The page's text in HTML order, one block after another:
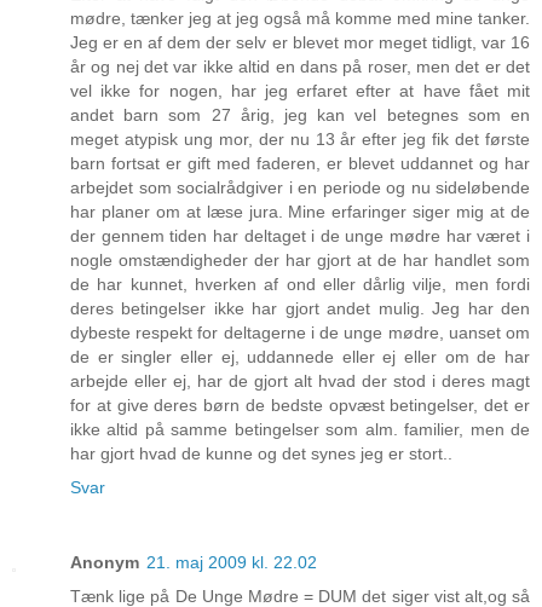
mødre, tænker jeg at jeg også må komme med mine tanker.
Jeg er en af dem der selv er blevet mor meget tidligt, var 16
år og nej det var ikke altid en dans på roser, men det er det
vel ikke for nogen, har jeg erfaret efter at have fået mit
andet barn som 27 årig, jeg kan vel betegnes som en
meget atypisk ung mor, der nu 13 år efter jeg fik det første
barn fortsat er gift med faderen, er blevet uddannet og har
arbejdet som socialrådgiver i en periode og nu sideløbende
har planer om at læse jura. Mine erfaringer siger mig at de
der gennem tiden har deltaget i de unge mødre har været i
nogle omstændigheder der har gjort at de har handlet som
de har kunnet, hverken af ond eller dårlig vilje, men fordi
deres betingelser ikke har gjort andet mulig. Jeg har den
dybeste respekt for deltagerne i de unge mødre, uanset om
de er singler eller ej, uddannede eller ej eller om de har
arbejde eller ej, har de gjort alt hvad der stod i deres magt
for at give deres børn de bedste opvæst betingelser, det er
ikke altid på samme betingelser som alm. familier, men de
har gjort hvad de kunne og det synes jeg er stort..
Svar
Anonym 21. maj 2009 kl. 22.02
Tænk lige på De Unge Mødre = DUM det siger vist alt,og så